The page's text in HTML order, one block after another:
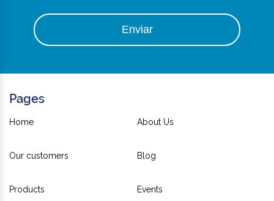
Enviar
Pages
Home About Us
Our customers Blog
Products Events